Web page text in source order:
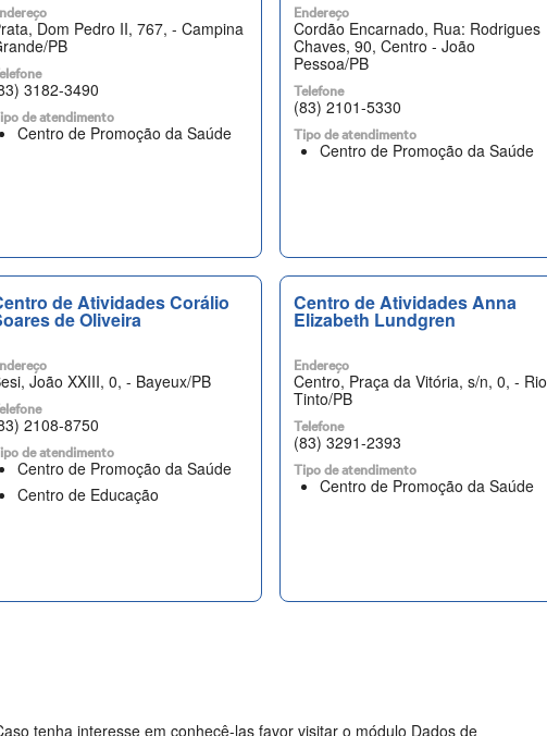
Dom Pedro II, 767, - Campina
PB
3182-3490
de atendimento
Centro de Promoção da Saúde
Endereço
Cordão Encarnado, Rua: Rodrigues
Chaves, 90, Centro - João
Pessoa/PB
Telefone
(83) 2101-5330
Tipo de atendimento
Centro de Promoção da Saúde
de Atividades Corálio
de Oliveira
João XXIII, 0, - Bayeux/PB
2108-8750
de atendimento
Centro de Promoção da Saúde
Centro de Educação
Centro de Atividades Anna
Elizabeth Lundgren
Endereço
Centro, Praça da Vitória, s/n, 0, - Rio
Tinto/PB
Telefone
(83) 3291-2393
Tipo de atendimento
Centro de Promoção da Saúde
tenha interesse em conhecê-las favor visitar o módulo Dados de